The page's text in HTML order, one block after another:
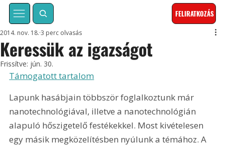
FELIRATKOZÁS
Keressük az igazságot
2014. nov. 18. 3 perc olvasás
Frissítve: jún. 30.
Támogatott tartalom
Lapunk hasábjain többször foglalkoztunk már
nanotechnológiával, illetve a nanotechnológián
alapuló hőszigetelő festékekkel. Most kivételesen
egy másik megközelítésben nyúlunk a témához. A